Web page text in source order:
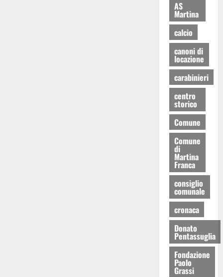
AS
Martina
calcio
canoni di
locazione
carabinieri
centro
storico
Comune
Comune
di
Martina
Franca
consiglio
comunale
cronaca
Donato
Pentassuglia
Fondazione
Paolo
Grassi